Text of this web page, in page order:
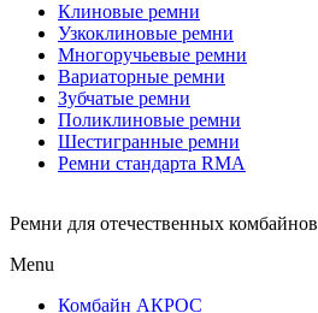
Клиновые ремни
Узкоклиновые ремни
Многоручьевые ремни
Вариаторные ремни
Зубчатые ремни
Поликлиновые ремни
Шестигранные ремни
Ремни стандарта RMA
Ремни для отечественных комбайнов
Menu
Комбайн АКРОС